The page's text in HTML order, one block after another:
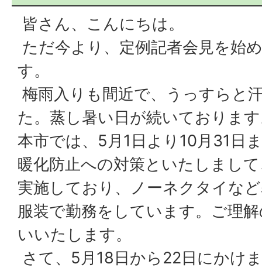
皆さん、こんにちは。
ただ今より、定例記者会見を始
す。
梅雨入りも間近で、うっすらと
た。蒸し暑い日が続いておりま
本市では、5月1日より10月31日
暖化防止への対策といたしまし
実施しており、ノーネクタイな
服装で勤務をしています。ご理
いいたします。
さて、5月18日から22日にかけ